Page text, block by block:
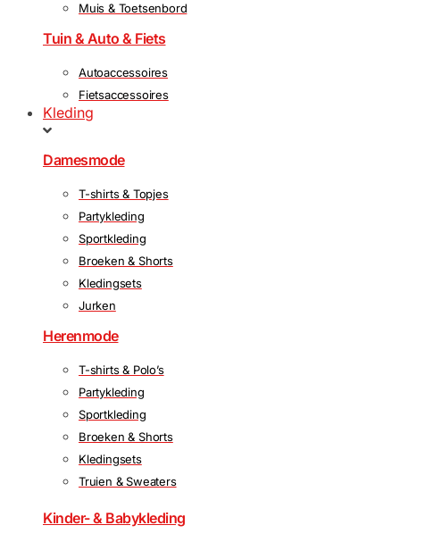
Muis & Toetsenbord
Tuin & Auto & Fiets
Autoaccessoires
Fietsaccessoires
Kleding
Damesmode
T-shirts & Topjes
Partykleding
Sportkleding
Broeken & Shorts
Kledingsets
Jurken
Herenmode
T-shirts & Polo’s
Partykleding
Sportkleding
Broeken & Shorts
Kledingsets
Truien & Sweaters
Kinder- & Babykleding